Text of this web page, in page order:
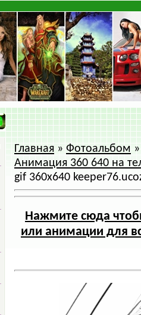
Главная » Фотоальбом
Анимация 360 640 на
gif 360x640
Нажмите сюда
или анимации для